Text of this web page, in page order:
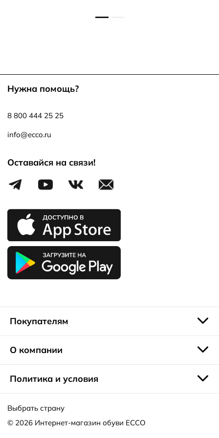
Нужна помощь?
8 800 444 25 25
info@ecco.ru
Оставайся на связи!
Покупателям
О компании
Политика и условия
Выбрать страну
© 2026 Интернет-магазин обуви ECCO